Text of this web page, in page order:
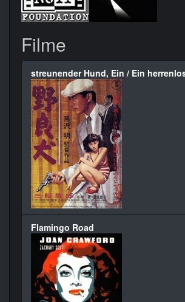
Filme
streunender Hund, Ein / Ein
Flamingo Road